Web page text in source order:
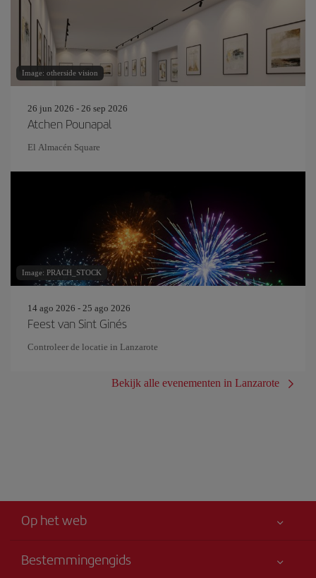
Image: otherside vision
26 jun 2026 - 26 sep 2026
Atchen Pounapal
El Almacén Square
Image: PRACH_STOCK
14 ago 2026 - 25 ago 2026
Feest van Sint Ginés
Controleer de locatie in Lanzarote
Bekijk alle evenementen in Lanzarote
Op het web
Bestemmingengids